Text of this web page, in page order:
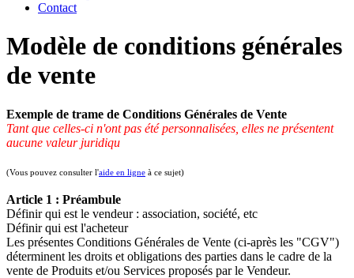
Contact
Modèle de conditions générales
de vente
Exemple de trame de Conditions Générales de Vente
Tant que celles-ci n'ont pas été personnalisées, elles ne présentent
aucune valeur juridiqu
(Vous pouvez consulter l'aide en ligne à ce sujet)
Article 1 : Préambule
Définir qui est le vendeur : association, société, etc
Définir qui est l'acheteur
Les présentes Conditions Générales de Vente (ci-après les "CGV")
déterminent les droits et obligations des parties dans le cadre de la
vente de Produits et/ou Services proposés par le Vendeur.